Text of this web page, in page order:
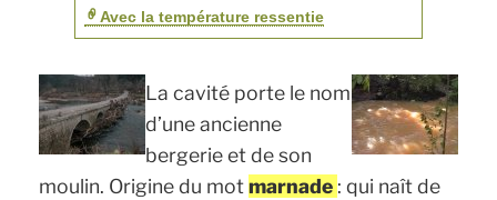
Avec la température ressentie
La cavité porte le nom
d’une ancienne
bergerie et de son
moulin. Origine du motmarnade : qui naît de